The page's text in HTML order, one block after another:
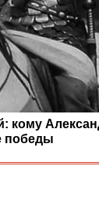
кому
победы